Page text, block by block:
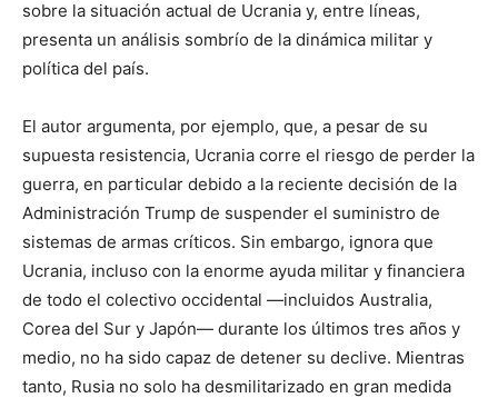
sobre la situación actual de Ucrania y, entre líneas,
presenta un análisis sombrío de la dinámica militar y
política del país.
El autor argumenta, por ejemplo, que, a pesar de su
supuesta resistencia, Ucrania corre el riesgo de perder la
guerra, en particular debido a la reciente decisión de la
Administración Trump de suspender el suministro de
sistemas de armas críticos. Sin embargo, ignora que
Ucrania, incluso con la enorme ayuda militar y financiera
de todo el colectivo occidental —incluidos Australia,
Corea del Sur y Japón— durante los últimos tres años y
medio, no ha sido capaz de detener su declive. Mientras
tanto, Rusia no solo ha desmilitarizado en gran medida